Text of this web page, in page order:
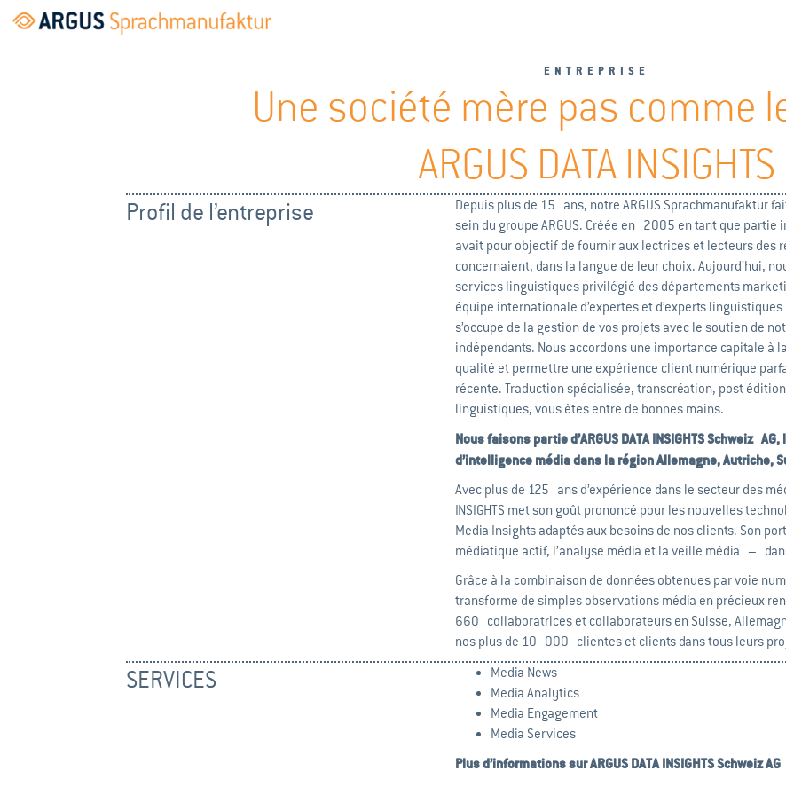
ENTREPRISE
Une société mère pas comme
ARGUS DATA INSIGHTS
Profil de l’entreprise
Depuis plus de 15 ans, notre ARGUS Sprachmanufaktur
sein du groupe ARGUS. Créée en 2005 en tant que
avait pour objectif de fournir aux lectrices et lecteurs des
concernaient, dans la langue de leur choix. Aujourd’hui,
services linguistiques privilégié des départements
équipe internationale d’expertes et d’experts
s’occupe de la gestion de vos projets avec le soutien de
indépendants. Nous accordons une importance capitale à
qualité et permettre une expérience client numérique
récente. Traduction spécialisée, transcréation, post-
linguistiques, vous êtes entre de bonnes mains.
Nous faisons partie d’ARGUS DATA INSIGHTS Schweiz
d’intelligence média dans la région Allemagne, Autriche,
Avec plus de 125 ans d’expérience dans le secteur des
INSIGHTS met son goût prononcé pour les nouvelles
Media Insights adaptés aux besoins de nos clients. Son
médiatique actif, l’analyse média et la veille média –
Grâce à la combinaison de données obtenues par voie
transforme de simples observations média en précieux
660 collaboratrices et collaborateurs en Suisse,
nos plus de 10 000 clientes et clients dans tous leurs
SERVICES
Media News
Media Analytics
Media Engagement
Media Services
Plus d’informations sur ARGUS DATA INSIGHTS Schweiz